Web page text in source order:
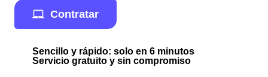
Contratar
Sencillo y rápido: solo en 6 minutos
Servicio gratuito y sin compromiso